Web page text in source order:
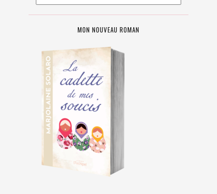
MON NOUVEAU ROMAN